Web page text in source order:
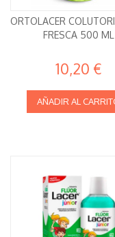
ORTOLACER
FRESCA 500 ML
10,20 €
AÑADIR AL